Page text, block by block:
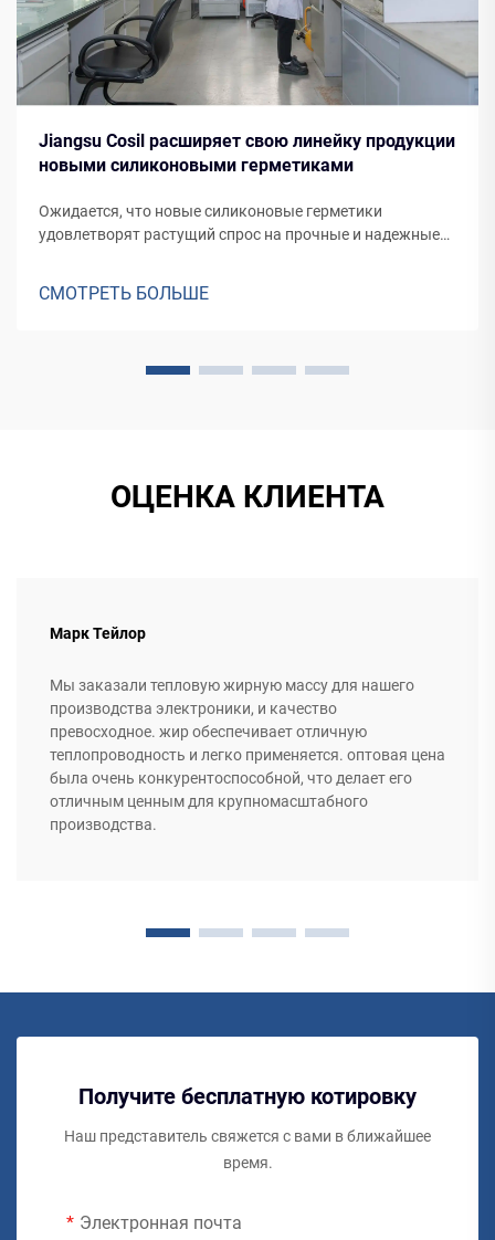
Jiangsu Cosil расширяет свою линейку продукции
новыми силиконовыми герметиками
Ожидается, что новые силиконовые герметики
удовлетворят растущий спрос на прочные и надежные
СМОТРЕТЬ БОЛЬШЕ
ОЦЕНКА КЛИЕНТА
Марк Тейлор
Мы заказали тепловую жирную массу для нашего
производства электроники, и качество
превосходное. жир обеспечивает отличную
теплопроводность и легко применяется. оптовая цена
была очень конкурентоспособной, что делает его
отличным ценным для крупномасштабного
производства.
Получите бесплатную котировку
Наш представитель свяжется с вами в ближайшее
время.
Электронная почта